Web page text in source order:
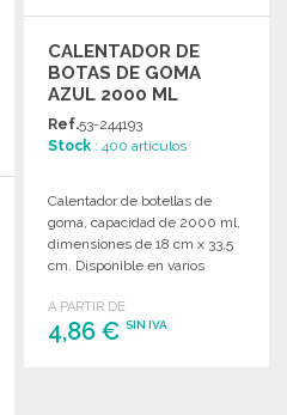
CALENTADOR DE
BOTAS DE GOMA
AZUL 2000 ML
Ref.53-244193
Stock : 400 artículos
Calentador de botellas de
goma, capacidad de 2000 ml,
dimensiones de 18 cm x 33,5
cm. Disponible en varios
A PARTIR DE
4,86 €SIN IVA